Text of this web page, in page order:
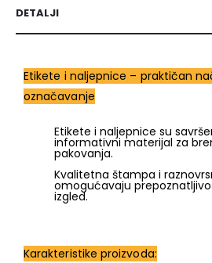
DETALJI
Etikete i naljepnice – praktičan
označavanje
Etikete i naljepnice su
informativni materijal za
pakovanja.
Kvalitetna štampa i
omogućavaju
izgled.
Karakteristike proizvoda: